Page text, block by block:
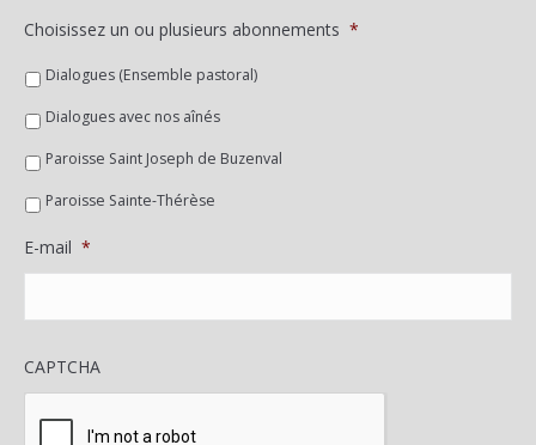
Choisissez un ou plusieurs abonnements *
Dialogues (Ensemble pastoral)
Dialogues avec nos aînés
Paroisse Saint Joseph de Buzenval
Paroisse Sainte-Thérèse
E-mail *
CAPTCHA